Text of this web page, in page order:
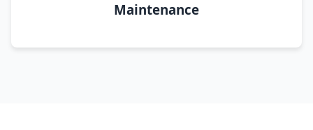
Maintenance